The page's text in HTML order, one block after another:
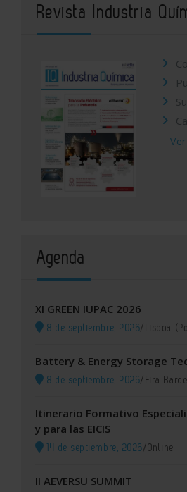
Revista Industria
Agenda
XI GREEN IUPAC 2026
8 de septiembre, 2026/Lisboa
Battery & Energy Storage
8 de septiembre, 2026/Fira
Itinerario Formativo
y para las EICIS
14 de septiembre, 2026/Online
II AEVERSU SUMMIT